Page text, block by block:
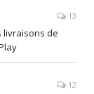
13
livraisons de
12